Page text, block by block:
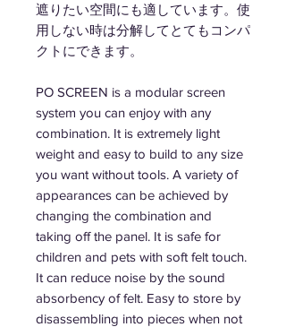
遮りたい空間にも適しています。使
用しない時は分解してとてもコンパ
クトにできます。
PO SCREEN is a modular screen
system you can enjoy with any
combination. It is extremely light
weight and easy to build to any size
you want without tools. A variety of
appearances can be achieved by
changing the combination and
taking off the panel. It is safe for
children and pets with soft felt touch.
It can reduce noise by the sound
absorbency of felt. Easy to store by
disassembling into pieces when not